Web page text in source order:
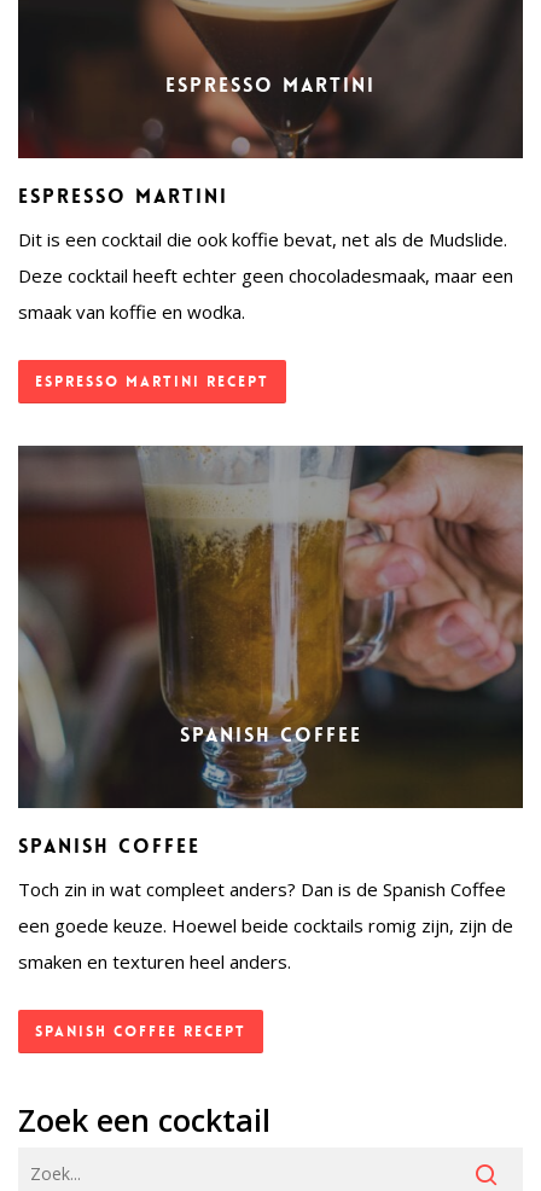
Espresso Martini
Espresso Martini
Dit is een cocktail die ook koffie bevat, net als de Mudslide.
Deze cocktail heeft echter geen chocoladesmaak, maar een
smaak van koffie en wodka.
Espresso Martini recept
Spanish Coffee
Spanish Coffee
Toch zin in wat compleet anders? Dan is de Spanish Coffee
een goede keuze. Hoewel beide cocktails romig zijn, zijn de
smaken en texturen heel anders.
Spanish Coffee recept
Zoek een cocktail